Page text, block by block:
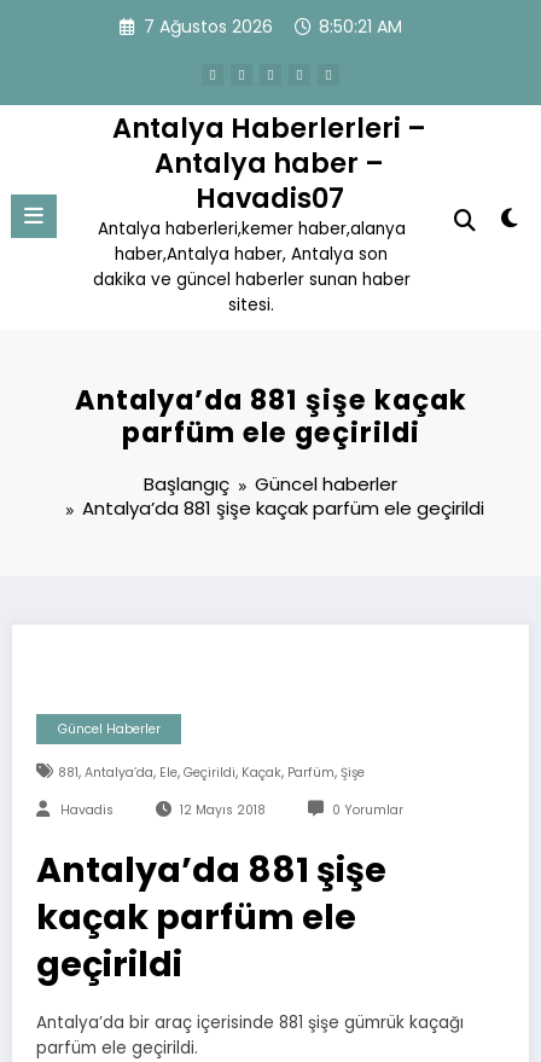
7 Ağustos 2026 8:50:21 AM
Antalya Haberlerleri –
Antalya haber –
Havadis07
Antalya haberleri,kemer haber,alanya
haber,Antalya haber, Antalya son
dakika ve güncel haberler sunan haber
sitesi.
Antalya’da 881 şişe kaçak
parfüm ele geçirildi
Başlangıç
Güncel haberler
Antalya’da 881 şişe kaçak parfüm ele geçirildi
Güncel Haberler
881, Antalya’da, Ele, Geçirildi, Kaçak, Parfüm, Şişe
Havadis 12 Mayıs 2018 0 Yorumlar
Antalya’da 881 şişe
kaçak parfüm ele
geçirildi
Antalya’da bir araç içerisinde 881 şişe gümrük kaçağı
parfüm ele geçirildi.